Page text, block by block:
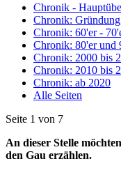
Chronik -
Chronik:
Chronik: 60'er -
Chronik: 80'er und
Chronik: 2000 bis
Chronik: 2010 bis
Chronik: ab 2020
Alle Seiten
Seite 1 von 7
An dieser Stelle
den Gau erzählen.